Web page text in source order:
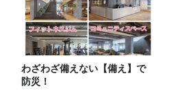
わざわざ備えない【備え】で
防災！